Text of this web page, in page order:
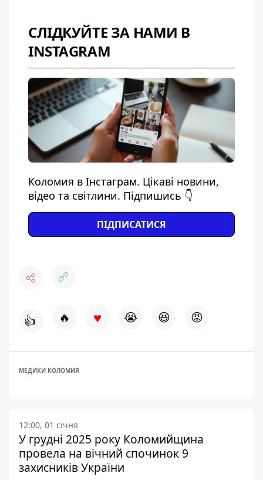
СЛІДКУЙТЕ ЗА НАМИ В
INSTAGRAM
Коломия в Інстаграм. Цікаві новини,
відео та світлини. Підпишись 👇
ПІДПИСАТИСЯ
👍 🔥 ♥ 😭 😆 😡
МЕДИКИ КОЛОМИЯ
12:00, 01 січня
У грудні 2025 року Коломийщина
провела на вічний спочинок 9
захисників України